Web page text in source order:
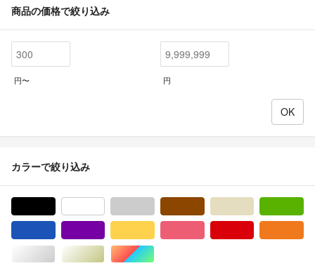
商品の価格で絞り込み
円〜 円
カラーで絞り込み
シルバー/銀色系ゴールド/金色系マルチカラー